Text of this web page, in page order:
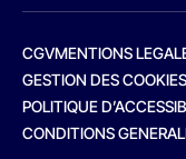
CGVMENTIONS
GESTION DES COOKIES
POLITIQUE
CONDITIONS